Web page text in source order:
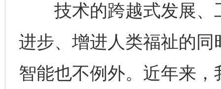
技术的跨越式发展、
进步、增进人类福祉的
智能也不例外。近年来